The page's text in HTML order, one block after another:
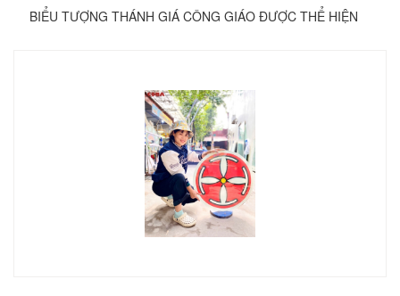
BIỂU TƯỢNG THÁNH GIÁ CÔNG GIÁO ĐƯỢC THỂ HIỆN